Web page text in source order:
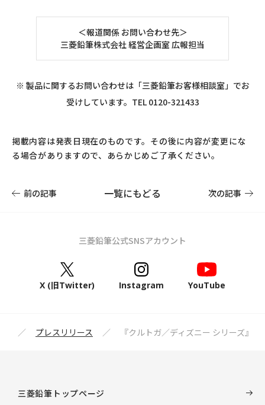
＜報道関係 お問い合わせ先＞
三菱鉛筆株式会社 経営企画室 広報担当
※ 製品に関するお問い合わせは「三菱鉛筆お客様相談室」でお
受けしています。TEL 0120-321433
掲載内容は発表日現在のものです。その後に内容が変更にな
る場合がありますので、あらかじめご了承ください。
前の記事 一覧にもどる 次の記事
三菱鉛筆公式SNSアカウント
X (旧Twitter) Instagram YouTube
プレスリリース 『クルトガ／ディズニー シリーズ』
三菱鉛筆トップページ